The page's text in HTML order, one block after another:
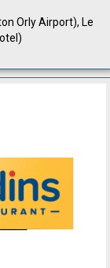
Orly Airport), Le